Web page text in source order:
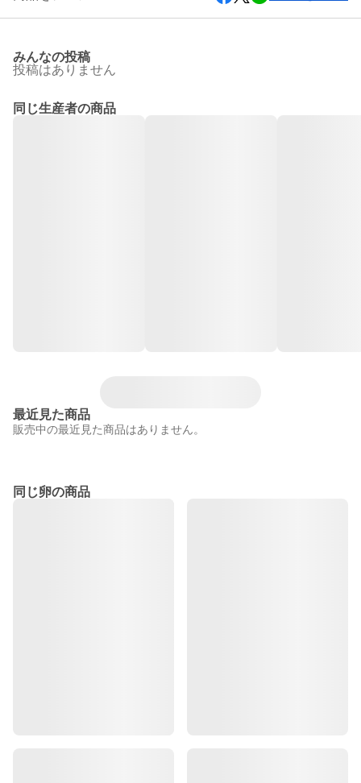
みんなの投稿
投稿はありません
同じ生産者の商品
最近見た商品
販売中の最近見た商品はありません。
同じ卵の商品